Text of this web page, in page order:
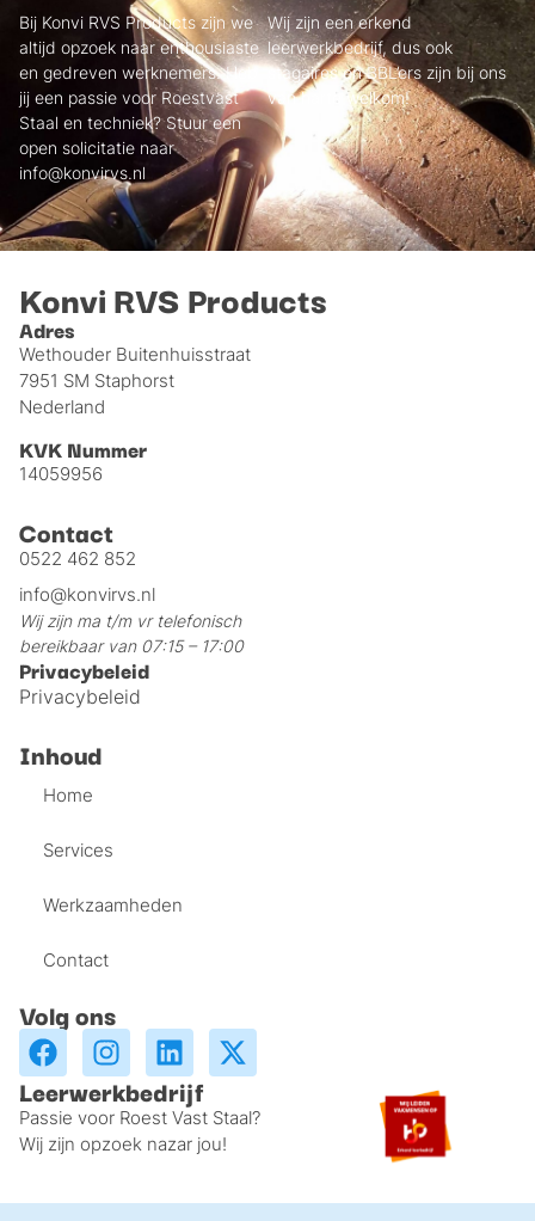
Bij Konvi RVS Products zijn we
altijd opzoek naar enthousiaste
en gedreven werknemers. Heb
jij een passie voor Roestvast
Staal en techniek? Stuur een
open solicitatie naar
info@konvirvs.nl
Wij zijn een erkend
leerwerkbedrijf, dus ook
stagaires en BBL’ers zijn bij ons
van harte welkom!
Konvi RVS Products
Adres
Wethouder Buitenhuisstraat
7951 SM Staphorst
Nederland
KVK Nummer
14059956
Contact
0522 462 852
info@konvirvs.nl
Wij zijn ma t/m vr telefonisch
bereikbaar van 07:15 – 17:00
Privacybeleid
Privacybeleid
Inhoud
Home
Services
Werkzaamheden
Contact
Volg ons
Leerwerkbedrijf
Passie voor Roest Vast Staal?
Wij zijn opzoek nazar jou!